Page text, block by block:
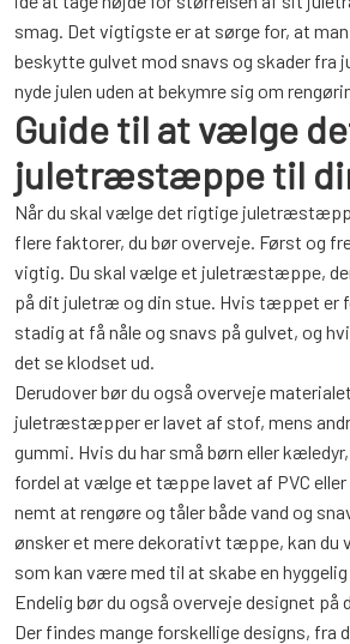
smag. Det vigtigste er at sørge for, at
beskytte gulvet mod snavs og skader fra
nyde julen uden at bekymre sig om
Guide til at vælge
juletræstæppe til
Når du skal vælge det rigtige
flere faktorer, du bør overveje. Først og
vigtig. Du skal vælge et juletræstæppe,
på dit juletræ og din stue. Hvis tæppet er
stadig at få nåle og snavs på gulvet, og
det se klodset ud.
Derudover bør du også overveje
juletræstæpper er lavet af stof, mens
gummi. Hvis du har små børn eller
fordel at vælge et tæppe lavet af PVC eller
nemt at rengøre og tåler både vand og
ønsker et mere dekorativt tæppe, kan
som kan være med til at skabe en
Endelig bør du også overveje designet
Der findes mange forskellige designs, fra